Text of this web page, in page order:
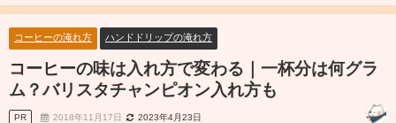
ム？バリスタチャンピオン入れ方も
コーヒーの淹れ方 ハンドドリップの淹れ方
コーヒーの味は入れ方で変わる｜一杯分は何グラ
ム？バリスタチャンピオン入れ方も
PR 2018年11月17日 2023年4月23日